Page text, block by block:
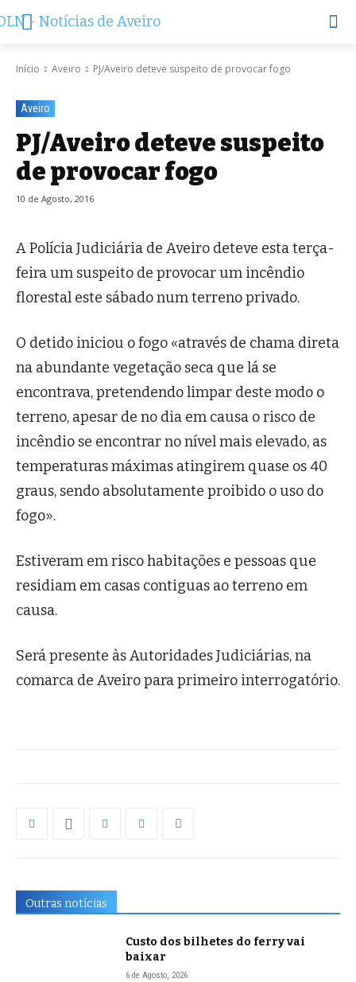
Início Aveiro PJ/Aveiro deteve suspeito de provocar fogo
Aveiro
PJ/Aveiro deteve suspeito
de provocar fogo
10 de Agosto, 2016
A Polícia Judiciária de Aveiro deteve esta terça-
feira um suspeito de provocar um incêndio
florestal este sábado num terreno privado.
O detido iniciou o fogo «através de chama direta
na abundante vegetação seca que lá se
encontrava, pretendendo limpar deste modo o
terreno, apesar de no dia em causa o risco de
incêndio se encontrar no nível mais elevado, as
temperaturas máximas atingirem quase os 40
graus, sendo absolutamente proibido o uso do
fogo».
Estiveram em risco habitações e pessoas que
residiam em casas contiguas ao terreno em
causa.
Será presente às Autoridades Judiciárias, na
comarca de Aveiro para primeiro interrogatório.
Outras notícias
Custo dos bilhetes do ferry vai
baixar
6 de Agosto, 2026